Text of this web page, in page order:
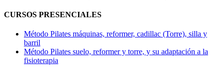
CURSOS PRESENCIALES
Método Pilates máquinas, reformer, cadillac (Torre), silla y
barril
Método Pilates suelo, reformer y torre, y su adaptación a la
fisioterapia